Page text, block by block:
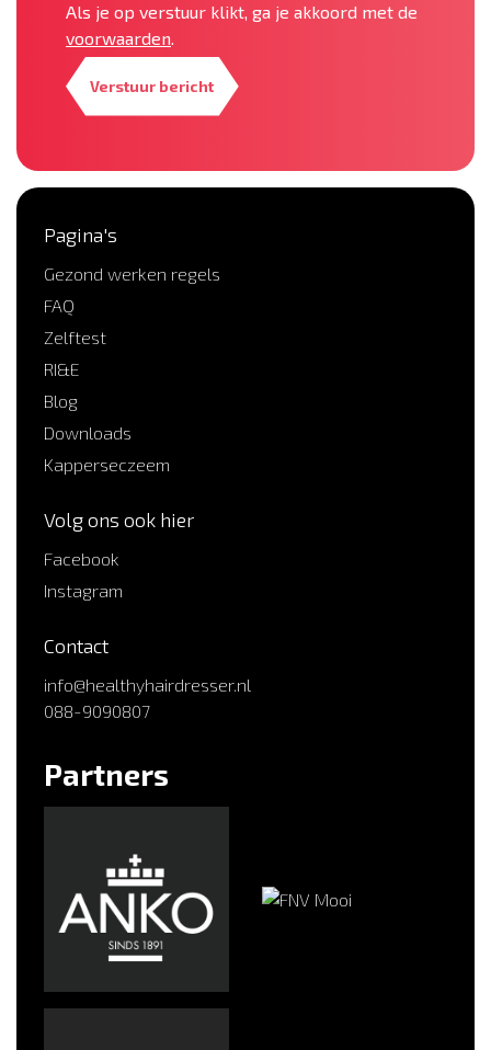
Als je op verstuur klikt, ga je akkoord met de
voorwaarden.
Verstuur bericht
Pagina's
Gezond werken regels
FAQ
Zelftest
RI&E
Blog
Downloads
Kapperseczeem
Volg ons ook hier
Facebook
Instagram
Contact
info@healthyhairdresser.nl
088-9090807
Partners